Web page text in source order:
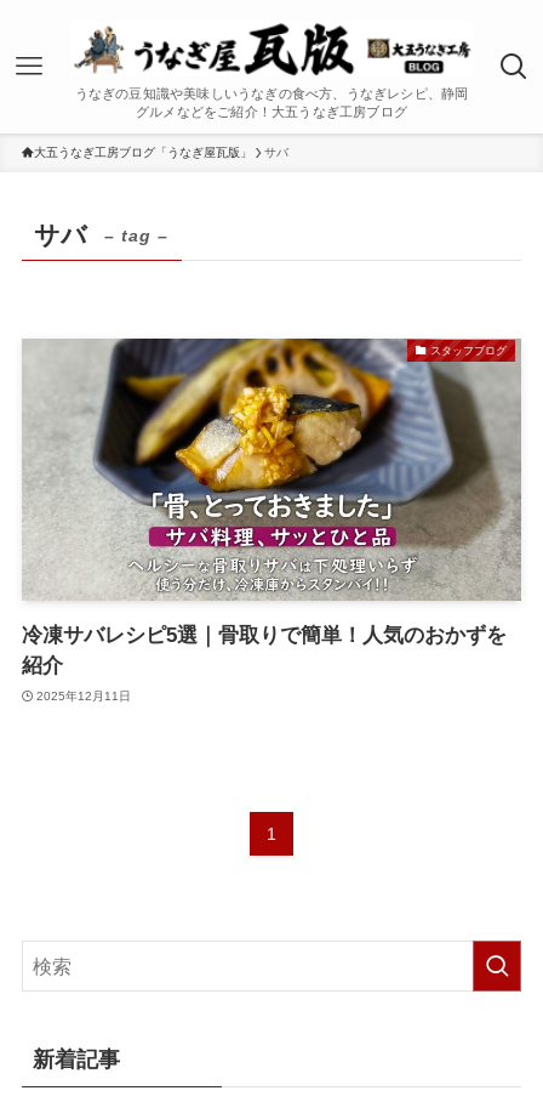
うなぎの豆知識や美味しいうなぎの食べ方、うなぎレシピ、静岡
グルメなどをご紹介！大五うなぎ工房ブログ
大五うなぎ工房ブログ「うなぎ屋瓦版」 サバ
サバ – tag –
スタッフブログ
冷凍サバレシピ5選｜骨取りで簡単！人気のおかずを
紹介
2025年12月11日
1
新着記事